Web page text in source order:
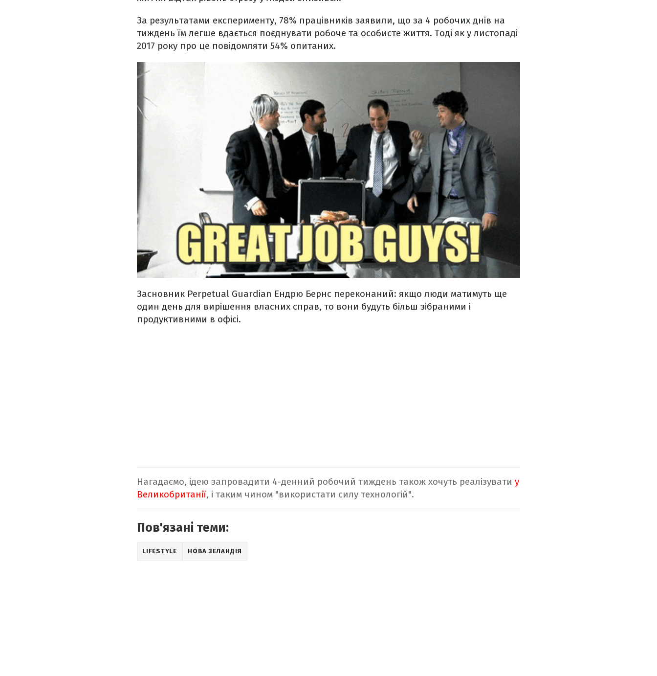
За результатами експерименту, 78% працівників заявили, що за 4 робочих днів на
тиждень їм легше вдається поєднувати робоче та особисте життя. Тоді як у листопаді
2017 року про це повідомляти 54% опитаних.
Засновник Perpetual Guardian Ендрю Бернс переконаний: якщо люди матимуть ще
один день для вирішення власних справ, то вони будуть більш зібраними і
продуктивними в офісі.
Нагадаємо, ідею запровадити 4-денний робочий тиждень також хочуть реалізувати у
Великобританії, і таким чином "використати силу технологій".
Пов'язані теми:
LIFESTYLE НОВА ЗЕЛАНДІЯ